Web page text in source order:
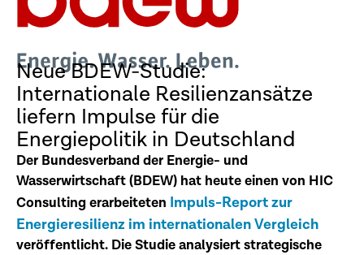
Neue BDEW-Studie:
Internationale Resilienzansätze
liefern Impulse für die
Energiepolitik in Deutschland
Der Bundesverband der Energie- und
Wasserwirtschaft (BDEW) hat heute einen von HIC
Consulting erarbeiteten Impuls-Report zur
Energieresilienz im internationalen Vergleich
veröffentlicht. Die Studie analysiert strategische